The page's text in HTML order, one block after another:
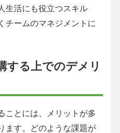
生活にも役立つスキル
チームのマネジメントに
する上でのデメリ
ことには、メリットが多
ます。どのような課題が